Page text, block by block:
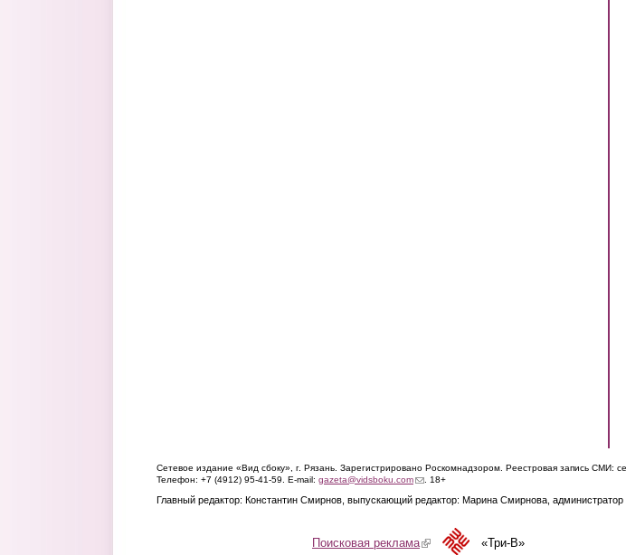
Сетевое издание «Вид сбоку», г. Рязань. Зарегистрировано Роскомнадзором. Реестровая запись СМИ:
Телефон: +7 (4912) 95-41-59. E-mail: gazeta@vidsboku.com(link sends e-mail)
. 18+
Главный редактор: Константин Смирнов, выпускающий редактор: Марина Смирнова, администратор
Поисковая реклама(link is external)«Три-В»